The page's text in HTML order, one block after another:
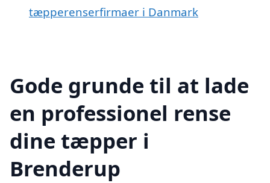
tæpperenserfirmaer i Danmark
Gode grunde til at lade
en professionel rense
dine tæpper i
Brenderup